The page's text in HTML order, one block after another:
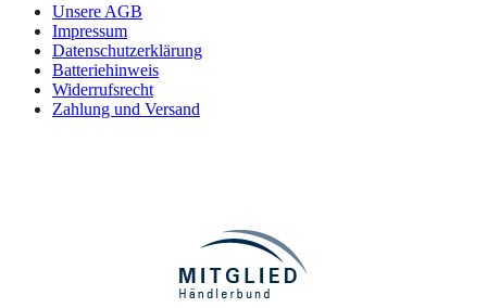
Unsere AGB
Impressum
Datenschutzerklärung
Batteriehinweis
Widerrufsrecht
Zahlung und Versand